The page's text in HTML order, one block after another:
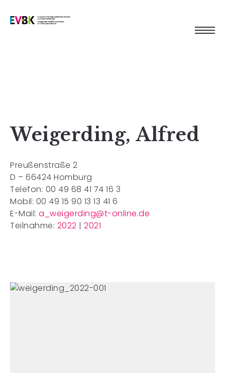
Weigerding, Alfred
Preußenstraße 2
D – 66424 Homburg
Telefon: 00 49 68 41 74 16 3
Mobil: 00 49 15 90 13 13 41 6
E-Mail: a_weigerding@t-online.de
Teilnahme: 2022 | 2021